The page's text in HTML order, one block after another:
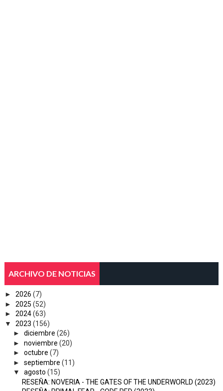
ARCHIVO DE NOTICIAS
► 2026 (7)
► 2025 (52)
► 2024(63)
▼
2023 (156)
► diciembre (26)
► noviembre (20)
► octubre (7)
► septiembre (11)
▼
agosto (15)
RESEÑA: NOVERIA - THE GATES OF THE UNDERWORLD (2023)